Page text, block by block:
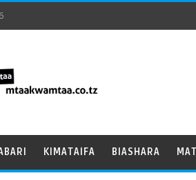
KIMATAIFA BIASHARA